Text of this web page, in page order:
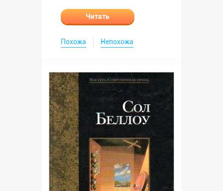
Читать
Похожа Непохожа